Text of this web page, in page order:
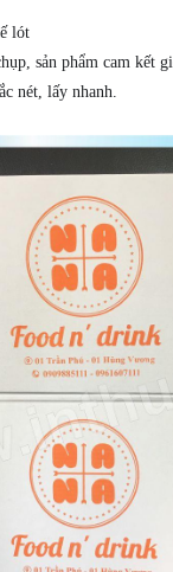
lót
sản phẩm cam kết g
nét, lấy nhanh.